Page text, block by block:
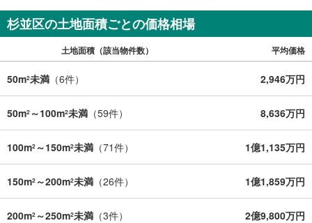
杉並区の土地面積ごとの価格相場
土地面積（該当物件数） 平均価格
50m2未満 （6件） 2,946万円
50m2 ～100m2未満 （59件） 8,636万円
100m2 ～150m2未満 （71件） 1億1,135万円
150m2 ～200m2未満 （26件） 1億1,859万円
200m2 ～250m2未満 （3件） 2億9,800万円